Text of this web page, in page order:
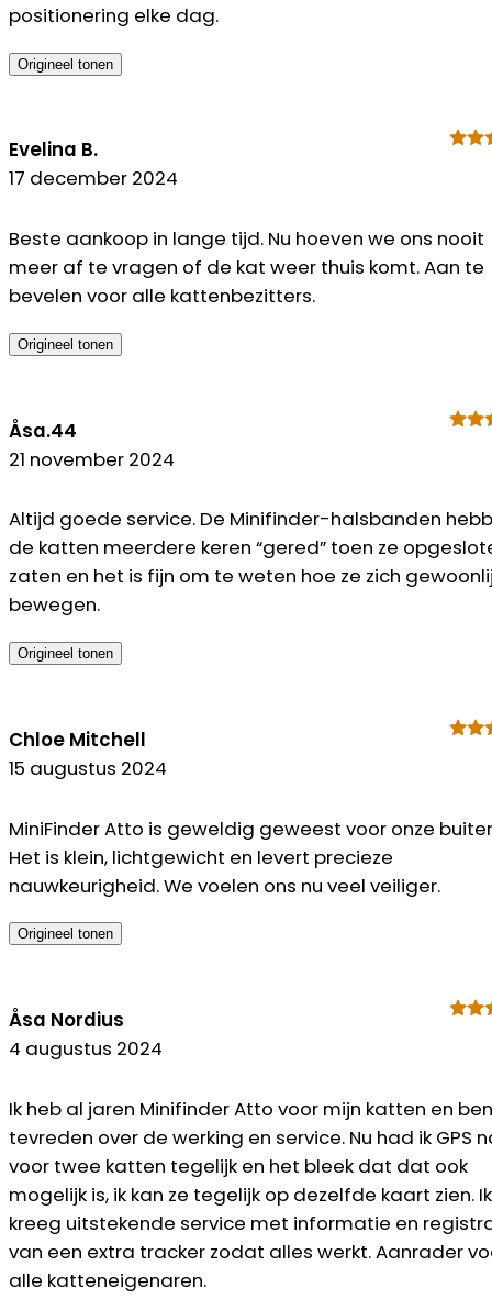
positionering elke dag.
Origineel tonen
Evelina B.
17 december 2024
Beste aankoop in lange tijd. Nu hoeven we ons nooit
meer af te vragen of de kat weer thuis komt. Aan te
bevelen voor alle kattenbezitters.
Origineel tonen
Åsa.44
21 november 2024
Altijd goede service. De Minifinder-halsbanden
de katten meerdere keren “gered” toen ze
zaten en het is fijn om te weten hoe ze zich
bewegen.
Origineel tonen
Chloe Mitchell
15 augustus 2024
MiniFinder Atto is geweldig geweest voor onze
Het is klein, lichtgewicht en levert precieze
nauwkeurigheid. We voelen ons nu veel veiliger.
Origineel tonen
Åsa Nordius
4 augustus 2024
Ik heb al jaren Minifinder Atto voor mijn katten en ben
tevreden over de werking en service. Nu had ik GPS
voor twee katten tegelijk en het bleek dat dat ook
mogelijk is, ik kan ze tegelijk op dezelfde kaart zien. Ik
kreeg uitstekende service met informatie en
van een extra tracker zodat alles werkt. Aanrader
alle katteneigenaren.